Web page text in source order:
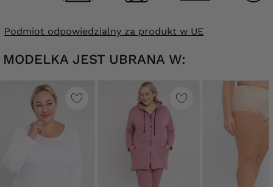
Podmiot odpowiedzialny za produkt w UE
MODELKA JEST UBRANA W: